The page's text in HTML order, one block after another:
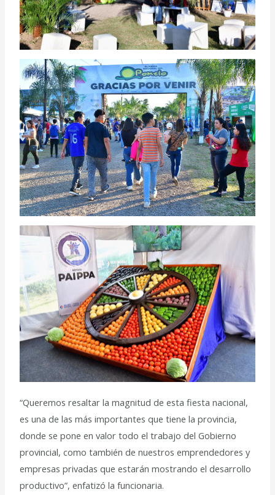
“Queremos resaltar la magnitud de esta fiesta nacional,
es una de las más importantes que tiene la provincia,
donde se pone en valor todo el trabajo del Gobierno
provincial, como también de nuestros emprendedores y
empresas privadas que estarán mostrando el desarrollo
productivo”, enfatizó la funcionaria.